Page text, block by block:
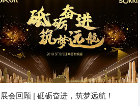
展会回顾 | 砥砺奋进，筑梦远航！